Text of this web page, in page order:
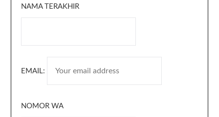
NAMA TERAKHIR
EMAIL:
NOMOR WA